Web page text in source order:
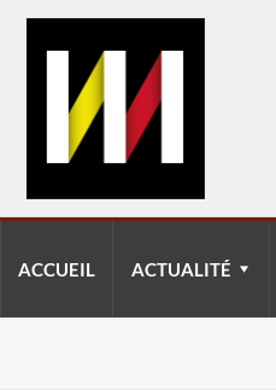
ACCUEIL ACTUALITÉ